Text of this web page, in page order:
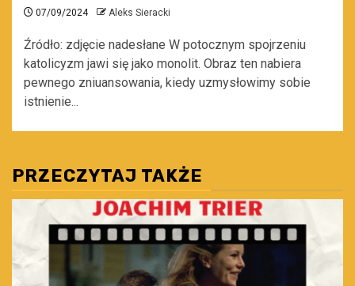
07/09/2024 Aleks Sieracki
Źródło: zdjęcie nadesłane W potocznym spojrzeniu
katolicyzm jawi się jako monolit. Obraz ten nabiera
pewnego zniuansowania, kiedy uzmysłowimy sobie
istnienie...
PRZECZYTAJ TAKŻE